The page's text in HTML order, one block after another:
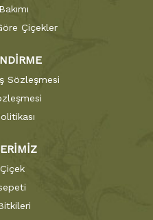
Çiçekler
Sözleşmesi